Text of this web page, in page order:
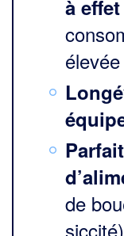
à
de